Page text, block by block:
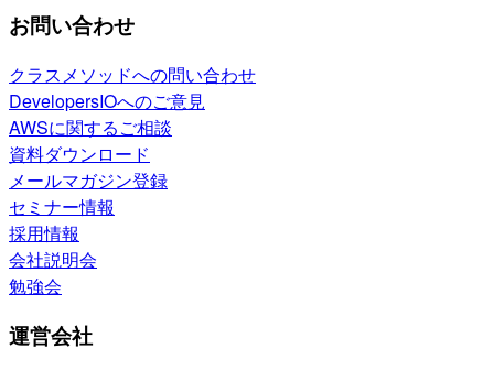
お問い合わせ
クラスメソッドへの問い合わせ
DevelopersIOへのご意見
AWSに関するご相談
資料ダウンロード
メールマガジン登録
セミナー情報
採用情報
会社説明会
勉強会
運営会社